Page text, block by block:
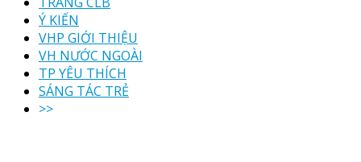
Ý KIẾN
VHP GIỚI THIỆU
VH NƯỚC NGOÀI
TP YÊU THÍCH
SÁNG TÁC TRẺ
>>